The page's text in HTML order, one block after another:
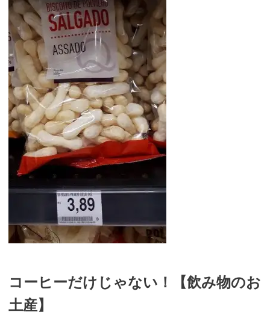
コーヒーだけじゃない！【飲み物のお
土産】